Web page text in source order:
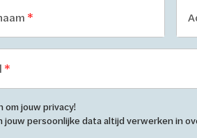
om jouw privacy!
jouw persoonlijke data altijd verwerken in